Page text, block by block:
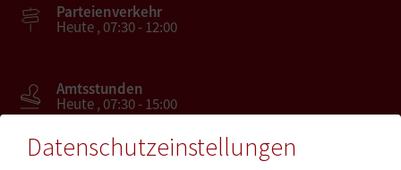
Parteienverkehr
Heute , 07:30 - 12:00
Amtsstunden
Heute , 07:30 - 15:00
Datenschutzeinstellungen